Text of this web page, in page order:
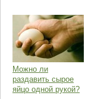
Можно ли
раздавить сырое
яйцо одной рукой?